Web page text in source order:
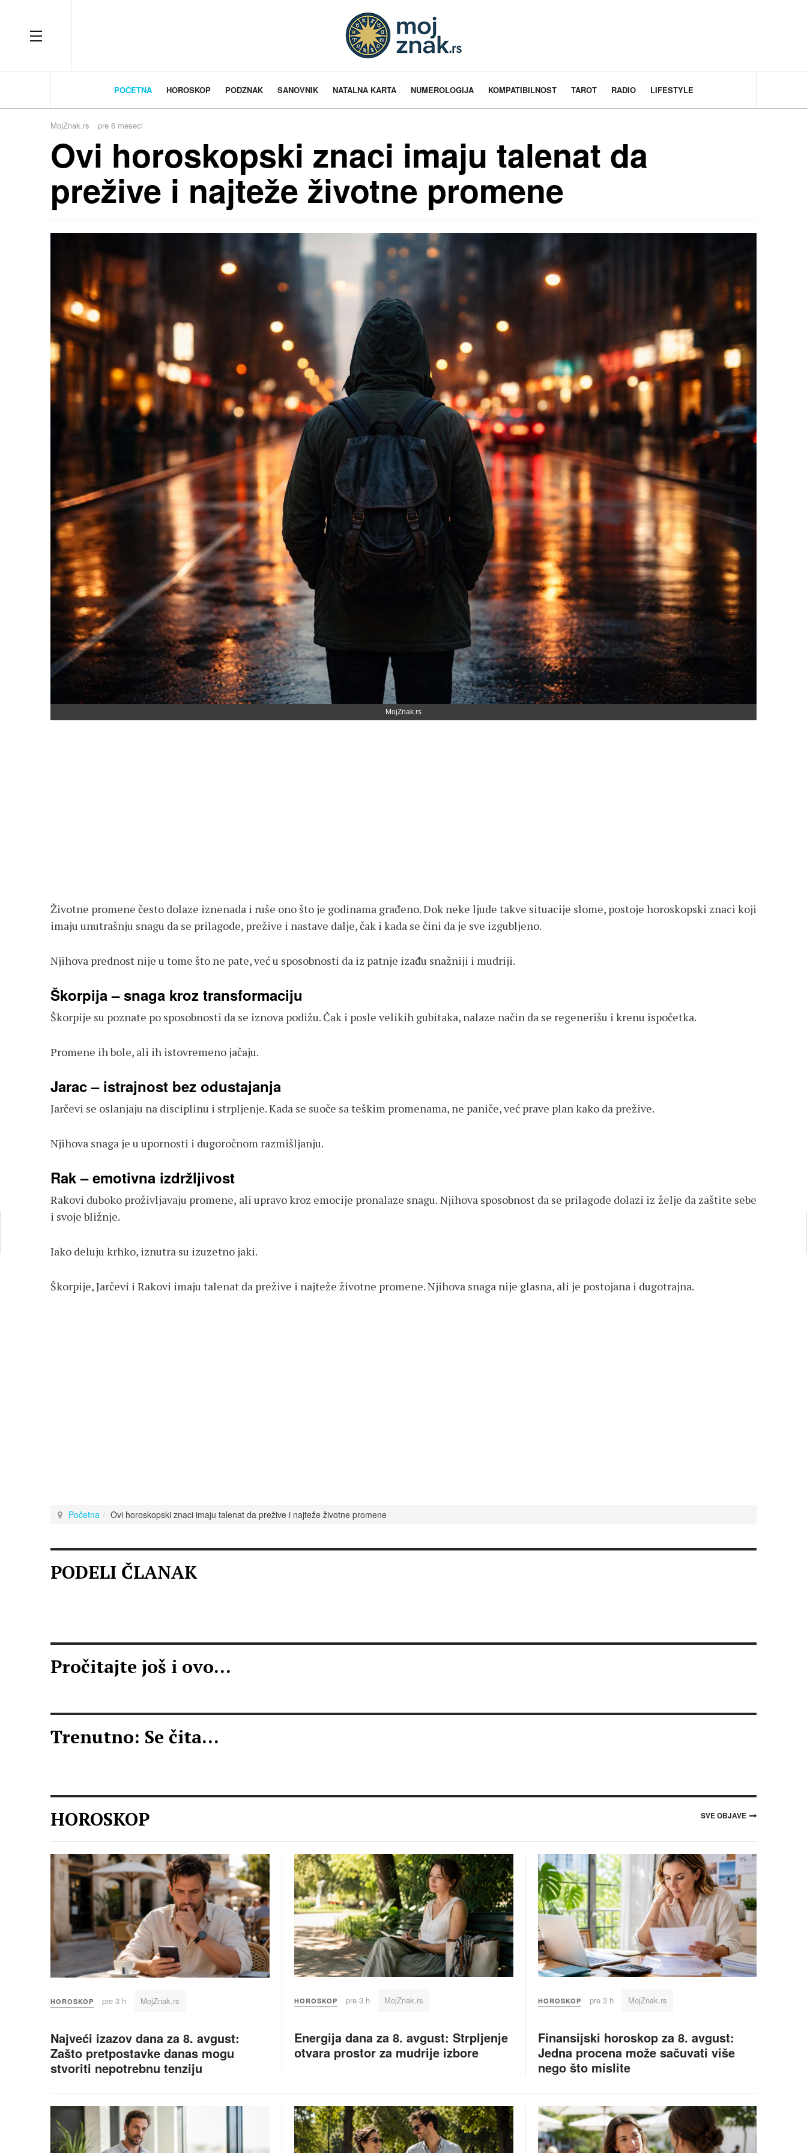
OFF CANVAS
POČETNA HOROSKOP PODZNAK SANOVNIK NATALNA KARTA NUMEROLOGIJA KOMPATIBILNOST TAROT RADIO LIFESTYLE
MojZnak.rs pre 6 meseci
Ovi horoskopski znaci imaju talenat da
prežive i najteže životne promene
MojZnak.rs
Životne promene često dolaze iznenada i ruše ono što je godinama građeno. Dok neke ljude takve situacije slome, postoje horoskopski znaci koji
imaju unutrašnju snagu da se prilagode, prežive i nastave dalje, čak i kada se čini da je sve izgubljeno.
Njihova prednost nije u tome što ne pate, već u sposobnosti da iz patnje izađu snažniji i mudriji.
Škorpija – snaga kroz transformaciju
Škorpije su poznate po sposobnosti da se iznova podižu. Čak i posle velikih gubitaka, nalaze način da se regenerišu i krenu ispočetka.
Promene ih bole, ali ih istovremeno jačaju.
Jarac – istrajnost bez odustajanja
Jarčevi se oslanjaju na disciplinu i strpljenje. Kada se suoče sa teškim promenama, ne paniče, već prave plan kako da prežive.
Njihova snaga je u upornosti i dugoročnom razmišljanju.
Rak – emotivna izdržljivost
Rakovi duboko proživljavaju promene, ali upravo kroz emocije pronalaze snagu. Njihova sposobnost da se prilagode dolazi iz želje da zaštite sebe
i svoje bližnje.
Iako deluju krhko, iznutra su izuzetno jaki.
Škorpije, Jarčevi i Rakovi imaju talenat da prežive i najteže životne promene. Njihova snaga nije glasna, ali je postojana i dugotrajna.
Početna Ovi horoskopski znaci imaju talenat da prežive i najteže životne promene
PODELI ČLANAK
Pročitajte još i ovo...
Trenutno: Se čita...
HOROSKOP SVE OBJAVE
HOROSKOP pre 3 h MojZnak.rs
Najveći izazov dana za 8. avgust:
Zašto pretpostavke danas mogu
stvoriti nepotrebnu tenziju
HOROSKOP pre 3 h MojZnak.rs
Energija dana za 8. avgust: Strpljenje
otvara prostor za mudrije izbore
HOROSKOP pre 3 h MojZnak.rs
Finansijski horoskop za 8. avgust:
Jedna procena može sačuvati više
nego što mislite